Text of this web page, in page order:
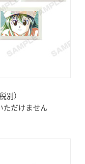
別）
だけません